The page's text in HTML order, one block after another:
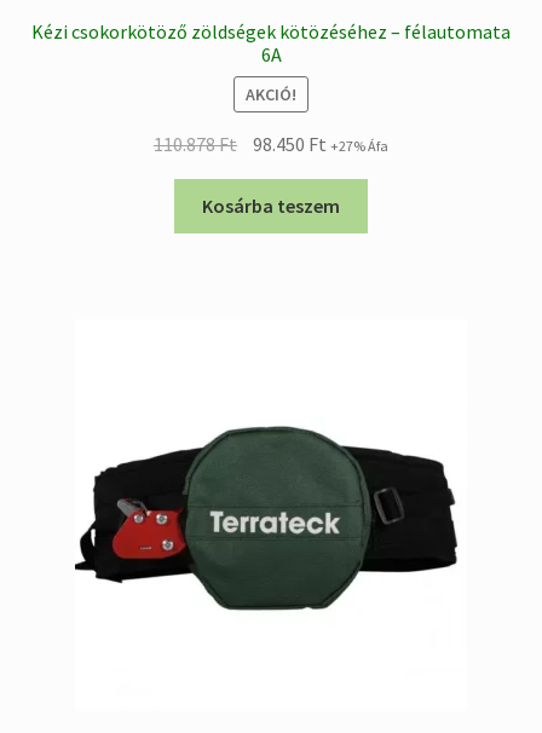
Kézi csokorkötöző zöldségek kötözéséhez – félautomata
6A
AKCIÓ!
110.878Ft
Original
price
was:
110.878 Ft.
98.450 FtCurrent
price
is:
98.450 Ft.
+27% Áfa
Kosárba teszem